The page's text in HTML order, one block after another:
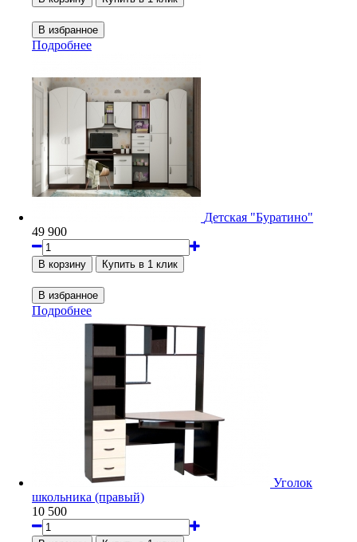
Подробнее
Детская "Буратино"
49 900
Подробнее
Уголок
школьника (правый)
10 500